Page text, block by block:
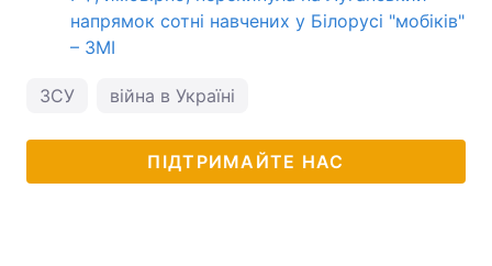
напрямок сотні навчених у Білорусі "мобіків"
– ЗМІ
ЗСУ війна в Україні
ПІДТРИМАЙТЕ НАС